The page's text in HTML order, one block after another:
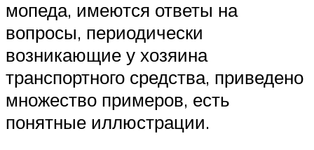
мопеда, имеются ответы на
вопросы, периодически
возникающие у хозяина
транспортного средства, приведено
множество примеров, есть
понятные иллюстрации.